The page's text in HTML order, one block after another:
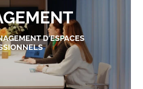
D'ESPACES